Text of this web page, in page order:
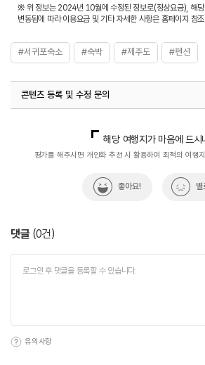
※ 위 정보는 2024년 10월에 수정된 정보로(정상요금), 해당
변동됨에 따라 이용요금 및 기타 자세한 사항은 홈페이지 참
#서귀포숙소 #숙박 #제주도 #펜션
콘텐츠 등록 및 수정 문의
해당 여행지가 마음에 드시
평가를 해주시면 개인화 추천 시 활용하여 최적의 여행
좋아요! 별
댓글 (0건)
유의사항